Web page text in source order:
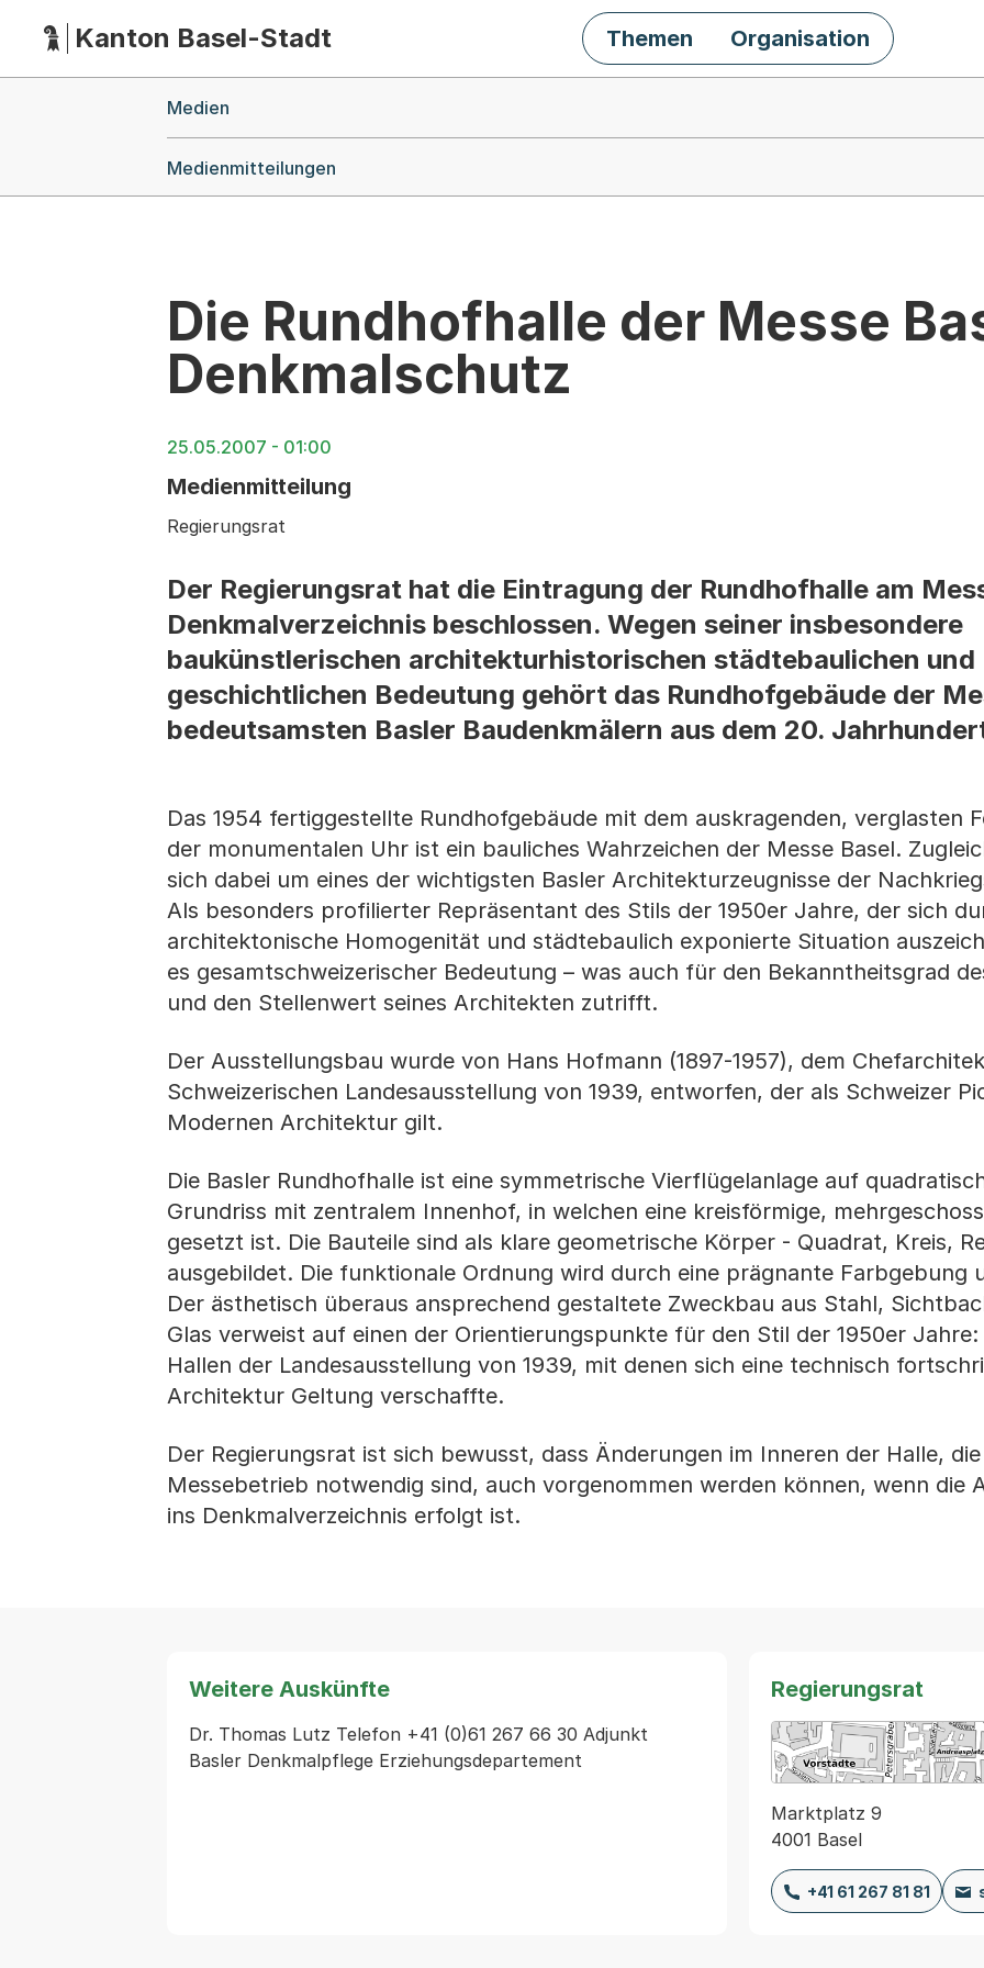
HauptnavigationKanton Basel-Stadt Themen Organisation
Medien
Medienmitteilungen
Die Rundhofhalle der Messe
Denkmalschutz
25.05.2007 - 01:00
Medienmitteilung
Regierungsrat
Der Regierungsrat hat die Eintragung der Rundhofhalle am
Denkmalverzeichnis beschlossen. Wegen seiner insbesondere
baukünstlerischen architekturhistorischen städtebaulichen und
geschichtlichen Bedeutung gehört das Rundhofgebäude der
bedeutsamsten Basler Baudenkmälern aus dem 20.
Das 1954 fertiggestellte Rundhofgebäude mit dem auskragenden, verglasten
der monumentalen Uhr ist ein bauliches Wahrzeichen der Messe Basel.
sich dabei um eines der wichtigsten Basler Architekturzeugnisse der
Als besonders profilierter Repräsentant des Stils der 1950er Jahre, der sich
architektonische Homogenität und städtebaulich exponierte Situation
es gesamtschweizerischer Bedeutung – was auch für den Bekanntheitsgrad
und den Stellenwert seines Architekten zutrifft.
Der Ausstellungsbau wurde von Hans Hofmann (1897-1957), dem
Schweizerischen Landesausstellung von 1939, entworfen, der als Schweizer
Modernen Architektur gilt.
Die Basler Rundhofhalle ist eine symmetrische Vierflügelanlage auf
Grundriss mit zentralem Innenhof, in welchen eine kreisförmige,
gesetzt ist. Die Bauteile sind als klare geometrische Körper - Quadrat, Kreis,
ausgebildet. Die funktionale Ordnung wird durch eine prägnante Farbgebung
Der ästhetisch überaus ansprechend gestaltete Zweckbau aus Stahl,
Glas verweist auf einen der Orientierungspunkte für den Stil der 1950er
Hallen der Landesausstellung von 1939, mit denen sich eine technisch
Architektur Geltung verschaffte.
Der Regierungsrat ist sich bewusst, dass Änderungen im Inneren der Halle,
Messebetrieb notwendig sind, auch vorgenommen werden können, wenn die
ins Denkmalverzeichnis erfolgt ist.
Weitere Auskünfte
Dr. Thomas Lutz Telefon +41 (0)61 267 66 30 Adjunkt
Basler Denkmalpflege Erziehungsdepartement
Regierungsrat
Marktplatz 9
4001 Basel
+41 61 267 81 81